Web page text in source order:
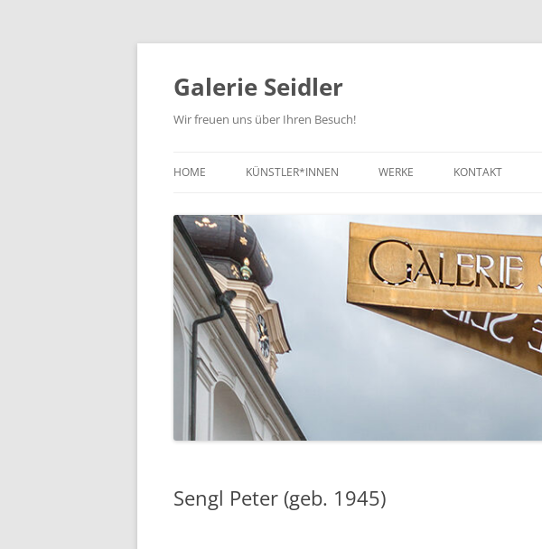
Zum
springen
Galerie Seidler
Wir freuen uns über Ihren Besuch!
HOME KÜNSTLER*INNEN WERKE
KUNST BIS 1900
KUNST DES 20. JAHRHUNDERTS
ZEITGENÖSSISCHE KUNST
KONTAKT
Sengl Peter (geb. 1945)